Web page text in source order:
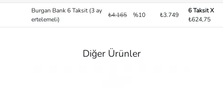
Burgan Bank 6 Taksit (3 ay
ertelemeli)
₺4.165 %10 ₺3.749
6 Taksit X
₺624,75
Diğer Ürünler